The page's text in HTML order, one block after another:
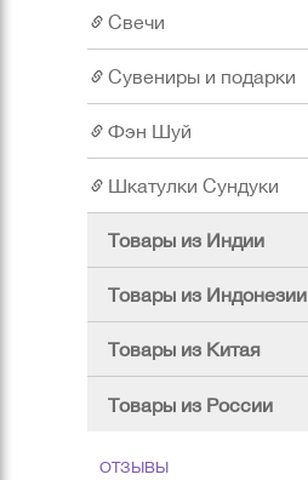
Свечи
Сувениры и подарки
Фэн Шуй
Шкатулки Сундуки
Товары из Индии
Товары из Индонезии
Товары из Китая
Товары из России
ОТЗЫВЫ